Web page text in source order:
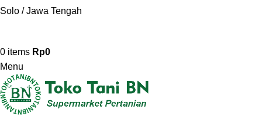
Solo / Jawa Tengah
0 items Rp0
Menu